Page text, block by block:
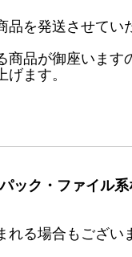
を発送させてい
商品が御座いま
ます。
ック・ファイル
る場合もござい